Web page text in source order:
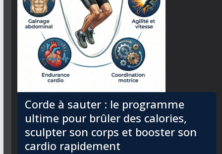
Corde à sauter : le programme
ultime pour brûler des calories,
sculpter son corps et booster son
cardio rapidement